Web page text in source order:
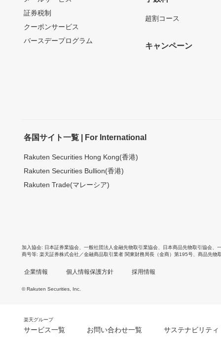
証券税制
クーポンサービス
バースデープログラム
超割コース
キャンペーン
各国サイト一覧 | For International
Rakuten Securities Hong Kong(香港)
Rakuten Securities Bullion(香港)
Rakuten Trade(マレーシア)
加入協会 日本証券業協会 一般社団法人金融先物取引業協会 日本商品先物取引協会
商号等 楽天証券株式会社／金融商品取引業者 関東財務局長（金商）第195号、商品先物
企業情報 個人情報保護方針 採用情報
© Rakuten Securities, Inc.
楽天グループ
サービス一覧 お問い合わせ一覧 サステナビリティ